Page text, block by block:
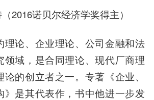
2016诺贝尔经济学奖得主）
论、企业理论、公司金融和法
领域，是合同理论、现代厂商理
的创立者之一。专著《企业、
》是其代表作，书中他进一步发